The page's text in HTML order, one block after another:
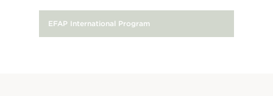
EFAP International Program